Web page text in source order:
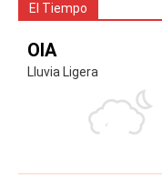
El Tiempo
OIA
Lluvia Ligera